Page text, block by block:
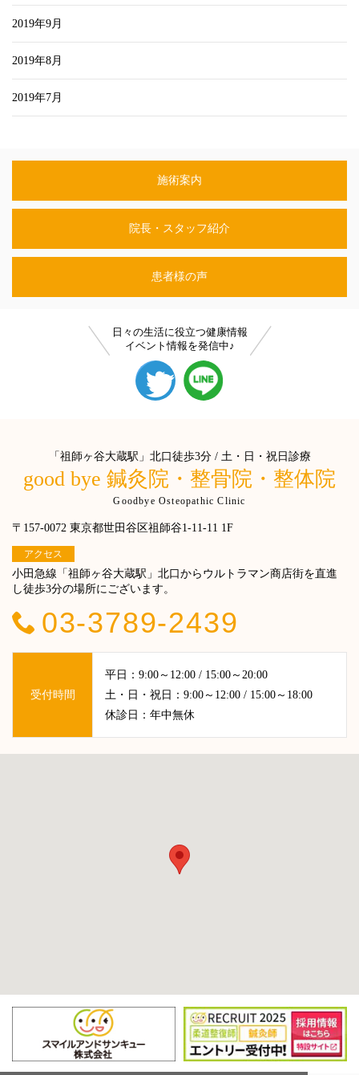
2019年9月
2019年8月
2019年7月
施術案内
院長・スタッフ紹介
患者様の声
日々の生活に役立つ健康情報
イベント情報を発信中♪
「祖師ヶ谷大蔵駅」北口徒歩3分 / 土・日・祝日診療
good bye 鍼灸院・整骨院・整体院
Goodbye Osteopathic Clinic
〒157-0072 東京都世田谷区祖師谷1-11-11 1F
アクセス
小田急線「祖師ヶ谷大蔵駅」北口からウルトラマン商店街を直進
し徒歩3分の場所にございます。
03-3789-2439
受付時間
平日：9:00～12:00 / 15:00～20:00
土・日・祝日：9:00～12:00 / 15:00～18:00
休診日：年中無休